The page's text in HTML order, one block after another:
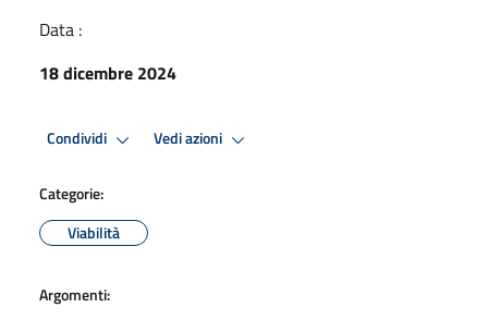
Data :
18 dicembre 2024
Condividi Vedi azioni
Categorie:
Viabilità
Argomenti: